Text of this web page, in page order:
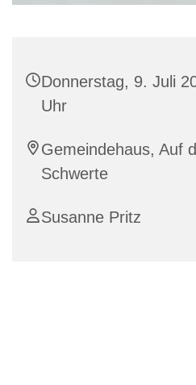
Donnerstag, 9. Juli
Uhr
Gemeindehaus, Auf
Schwerte
Susanne Pritz